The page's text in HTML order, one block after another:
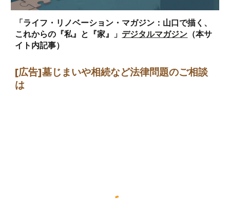
「ライフ・リノベーション・マガジン：山口で描く、
これからの『私』と『家』」 デジタルマガジン （本サ
イト内記事）
[広告]墓じまいや相続など法律問題のご相談
は